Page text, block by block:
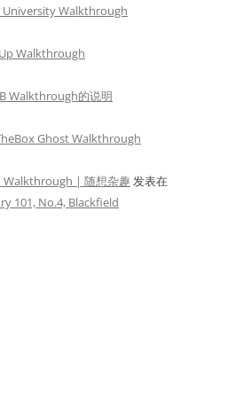
University Walkthrough
Walkthrough
Walkthrough的说明
Ghost Walkthrough
Walkthrough | 随想杂趣 发表在
101, No.4, Blackfield